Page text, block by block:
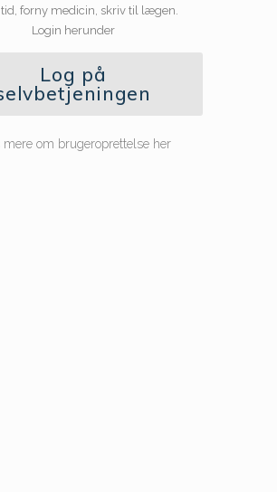
tid, forny medicin, skriv til lægen.
Login herunder
Log på
mere om brugeroprettelse her